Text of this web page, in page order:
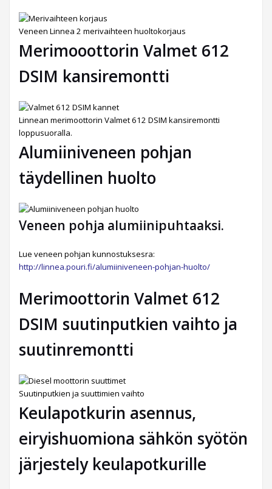
Veneen Linnea 2 merivaihteen huoltokorjaus
Merimooottorin Valmet 612
DSIM kansiremontti
Linnean merimoottorin Valmet 612 DSIM kansiremontti
loppusuoralla.
Alumiiniveneen pohjan
täydellinen huolto
Veneen pohja alumiinipuhtaaksi.
Lue veneen pohjan kunnostuksesra:
http://linnea.pouri.fi/alumiiniveneen-pohjan-huolto/
Merimoottorin Valmet 612
DSIM suutinputkien vaihto ja
suutinremontti
Suutinputkien ja suuttimien vaihto
Keulapotkurin asennus,
eiryishuomiona sähkön syötön
järjestely keulapotkurille